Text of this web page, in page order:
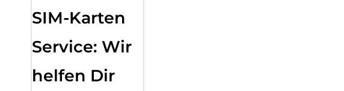
SIM-Karten
Service: Wir
helfen Dir